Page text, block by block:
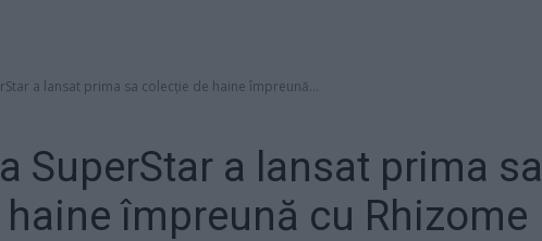
a lansat prima sa colecție de haine împreună...
SuperStar a lansat prima sa
împreună cu Rhizome